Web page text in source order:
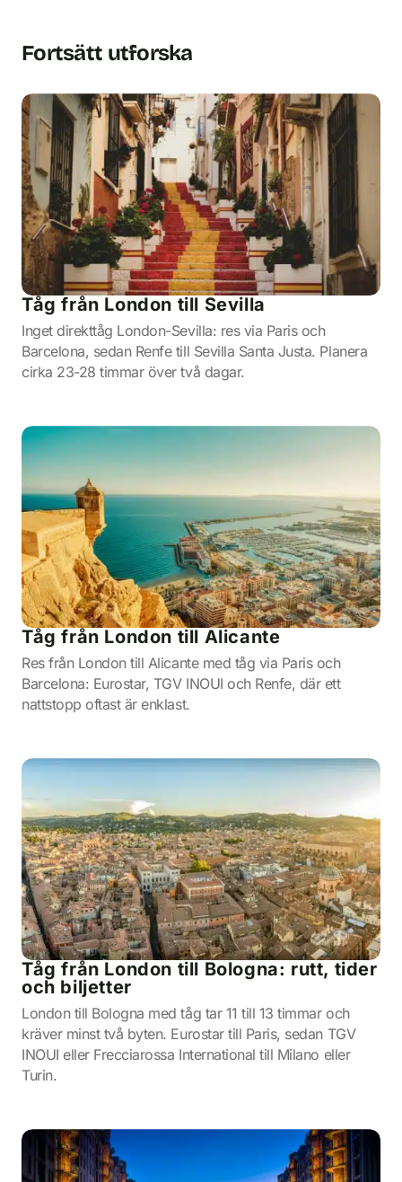
Fortsätt utforska
Tåg från London till Sevilla
Inget direkttåg London-Sevilla: res via Paris och
Barcelona, sedan Renfe till Sevilla Santa Justa. Planera
cirka 23-28 timmar över två dagar.
Tåg från London till Alicante
Res från London till Alicante med tåg via Paris och
Barcelona: Eurostar, TGV INOUI och Renfe, där ett
nattstopp oftast är enklast.
Tåg från London till Bologna: rutt, tider
och biljetter
London till Bologna med tåg tar 11 till 13 timmar och
kräver minst två byten. Eurostar till Paris, sedan TGV
INOUI eller Frecciarossa International till Milano eller
Turin.